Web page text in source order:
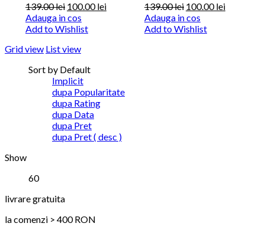
139.00lei 100.00lei
Adauga in cos
Add to Wishlist
139.00lei 100.00lei
Adauga in cos
Add to Wishlist
Grid view List view
Sort by Default
Implicit
dupa Popularitate
dupa Rating
dupa Data
dupa Pret
dupa Pret ( desc )
Show
60
livrare gratuita
la comenzi > 400 RON